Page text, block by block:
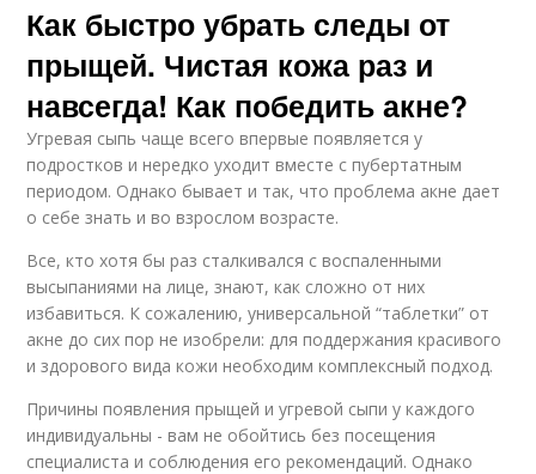
Как быстро убрать следы от
прыщей. Чистая кожа раз и
навсегда! Как победить акне?
Угревая сыпь чаще всего впервые появляется у
подростков и нередко уходит вместе с пубертатным
периодом. Однако бывает и так, что проблема акне дает
о себе знать и во взрослом возрасте.
Все, кто хотя бы раз сталкивался с воспаленными
высыпаниями на лице, знают, как сложно от них
избавиться. К сожалению, универсальной “таблетки” от
акне до сих пор не изобрели: для поддержания красивого
и здорового вида кожи необходим комплексный подход.
Причины появления прыщей и угревой сыпи у каждого
индивидуальны - вам не обойтись без посещения
специалиста и соблюдения его рекомендаций. Однако